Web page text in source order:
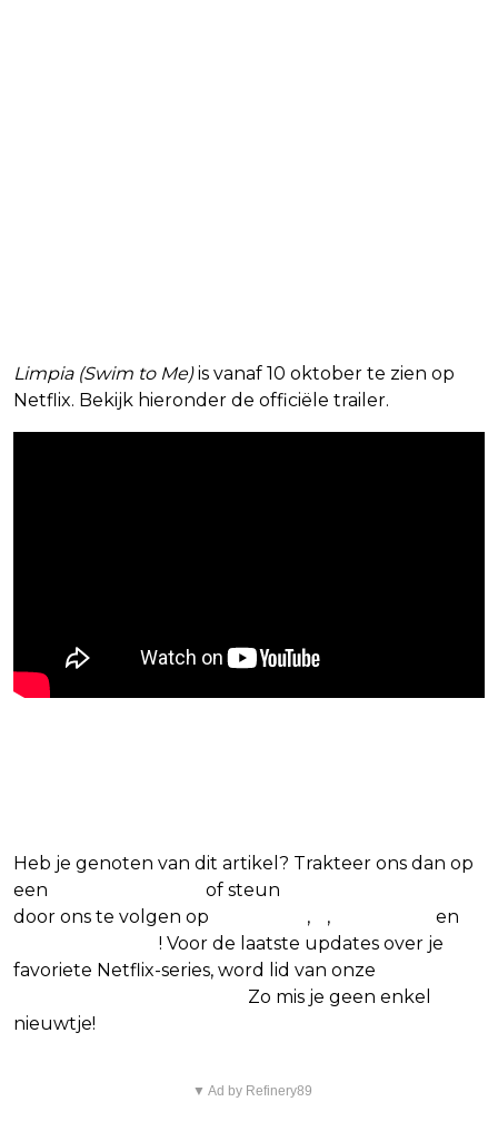
Limpia (Swim to Me)is vanaf 10 oktober te zien op
Netflix. Bekijk hieronder de officiële trailer.
Heb je genoten van dit artikel? Trakteer ons dan op
een
of steun
door ons te volgen op
, ,
en
! Voor de laatste updates over je
favoriete Netflix-series, word lid van onze
Zo mis je geen enkel
nieuwtje!
▼ Ad by Refinery89